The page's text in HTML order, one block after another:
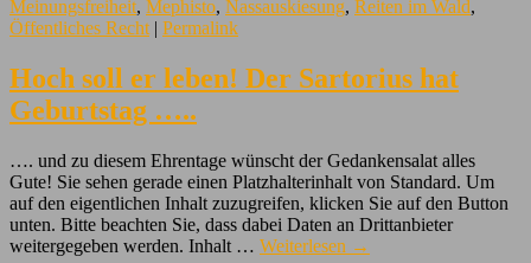
Meinungsfreiheit, Mephisto, Nassauskiesung, Reiten im Wald,
Öffentliches Recht| Permalink
Hoch soll er leben! Der Sartorius hat
Geburtstag …..
…. und zu diesem Ehrentage wünscht der Gedankensalat alles
Gute! Sie sehen gerade einen Platzhalterinhalt von Standard. Um
auf den eigentlichen Inhalt zuzugreifen, klicken Sie auf den Button
unten. Bitte beachten Sie, dass dabei Daten an Drittanbieter
weitergegeben werden. Inhalt … Weiterlesen →